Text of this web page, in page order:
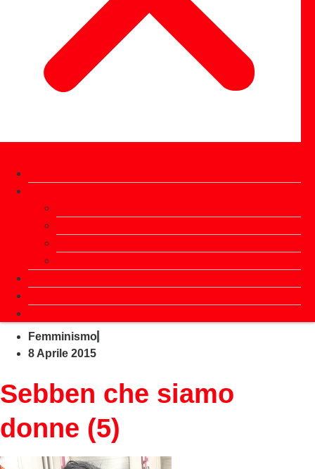
Femminismo
8 Aprile 2015
Sebben che siamo
donne (5)